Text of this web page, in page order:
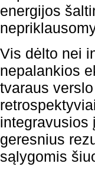
energijos
Vis dėlto nei
nepalankios
tvaraus
integravusios
geresnius
sąlygomis